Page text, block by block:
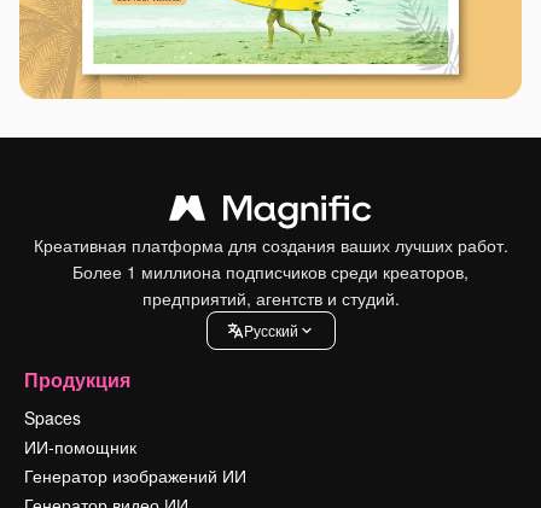
Креативная платформа для создания ваших лучших работ.
Более 1 миллиона подписчиков среди креаторов,
предприятий, агентств и студий.
Pусский
Продукция
Spaces
ИИ-помощник
Генератор изображений ИИ